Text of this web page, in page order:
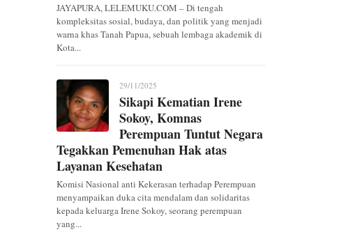
JAYAPURA, LELEMUKU.COM – Di tengah
kompleksitas sosial, budaya, dan politik yang menjadi
warna khas Tanah Papua, sebuah lembaga akademik di
Kota...
29/11/2025
Sikapi Kematian Irene
Sokoy, Komnas
Perempuan Tuntut Negara
Tegakkan Pemenuhan Hak atas
Layanan Kesehatan
Komisi Nasional anti Kekerasan terhadap Perempuan
menyampaikan duka cita mendalam dan solidaritas
kepada keluarga Irene Sokoy, seorang perempuan
yang...